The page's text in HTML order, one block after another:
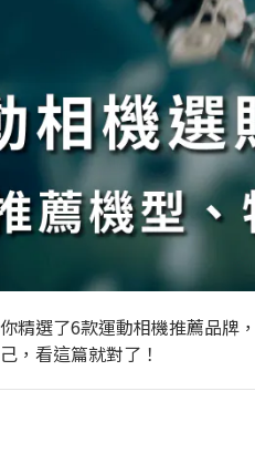
精選了6款運動相機推薦品
，看這篇就對了！